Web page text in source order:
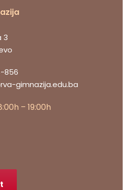
3
856
gimnazija.edu.ba
– 19:00h